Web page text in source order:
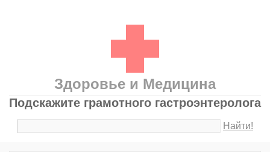
Здоровье и Медицина
Подскажите грамотного гастроэнтеролога
Найти!